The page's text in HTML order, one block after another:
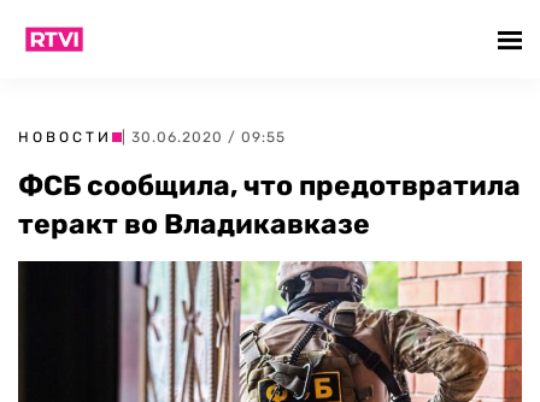
НОВОСТИ | 30.06.2020 / 09:55
ФСБ сообщила, что предотвратила
теракт во Владикавказе